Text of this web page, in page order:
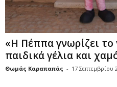
«Η Πέππα γνωρίζει
παιδικά γέλια και
Θωμάς Καραπαπάς - 17 Σεπτεμβρίου